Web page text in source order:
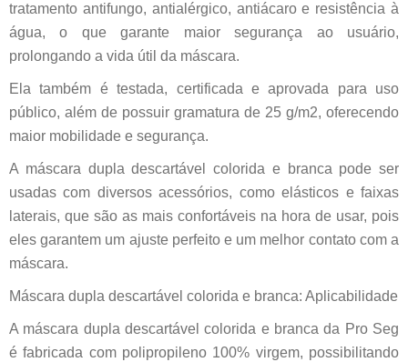
tratamento antifungo, antialérgico, antiácaro e resistência à
água, o que garante maior segurança ao usuário,
prolongando a vida útil da máscara.
Ela também é testada, certificada e aprovada para uso
público, além de possuir gramatura de 25 g/m2, oferecendo
maior mobilidade e segurança.
A máscara dupla descartável colorida e branca pode ser
usadas com diversos acessórios, como elásticos e faixas
laterais, que são as mais confortáveis na hora de usar, pois
eles garantem um ajuste perfeito e um melhor contato com a
máscara.
Máscara dupla descartável colorida e branca: Aplicabilidade
A máscara dupla descartável colorida e branca da Pro Seg
é fabricada com polipropileno 100% virgem, possibilitando